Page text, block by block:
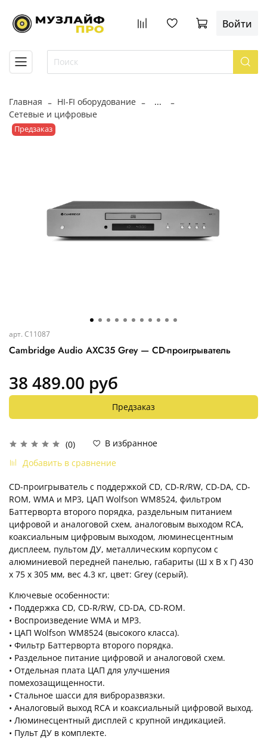
Войти
Главная HI-FI оборудование
...
Сетевые и цифровые
Предзаказ
арт. C11087
Cambridge Audio AXC35 Grey — CD-проигрыватель
(0)
В избранное
Добавить в сравнение
38 489.00 руб
Предзаказ
CD-проигрыватель с поддержкой CD, CD-R/RW, CD-DA, CD-
ROM, WMA и MP3, ЦАП Wolfson WM8524, фильтром
Баттерворта второго порядка, раздельным питанием
цифровой и аналоговой схем, аналоговым выходом RCA,
коаксиальным цифровым выходом, люминесцентным
дисплеем, пультом ДУ, металлическим корпусом с
алюминиевой передней панелью, габариты (Ш x В x Г) 430
x 75 x 305 мм, вес 4.3 кг, цвет: Grey (серый).
Ключевые особенности:
• Поддержка CD, CD-R/RW, CD-DA, CD-ROM.
• Воспроизведение WMA и MP3.
• ЦАП Wolfson WM8524 (высокого класса).
• Фильтр Баттерворта второго порядка.
• Раздельное питание цифровой и аналоговой схем.
• Отдельная плата ЦАП для улучшения
помехозащищенности.
• Стальное шасси для виброразвязки.
• Аналоговый выход RCA и коаксиальный цифровой выход.
• Люминесцентный дисплей с крупной индикацией.
• Пульт ДУ в комплекте.